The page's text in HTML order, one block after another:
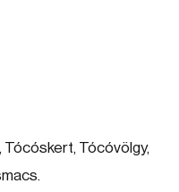
Tócóskert, Tócóvölgy,